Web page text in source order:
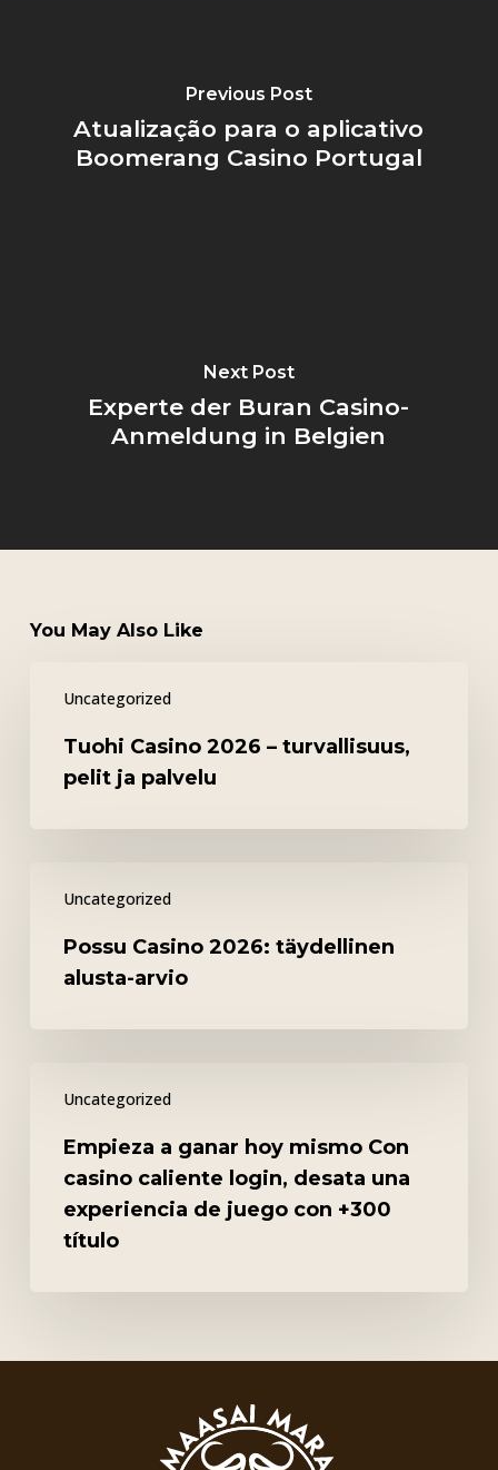
Previous Post
Atualização para o aplicativo
Boomerang Casino Portugal
Next Post
Experte der Buran Casino-
Anmeldung in Belgien
You May Also Like
Uncategorized
Casino
turvallisuus,
Tuohi Casino 2026 – turvallisuus,
pelit ja palvelu
Uncategorized
Casino
Possu Casino 2026: täydellinen
alusta-arvio
Uncategorized
casino
una
Empieza a ganar hoy mismo Con
casino caliente login, desata una
experiencia de juego con +300
título